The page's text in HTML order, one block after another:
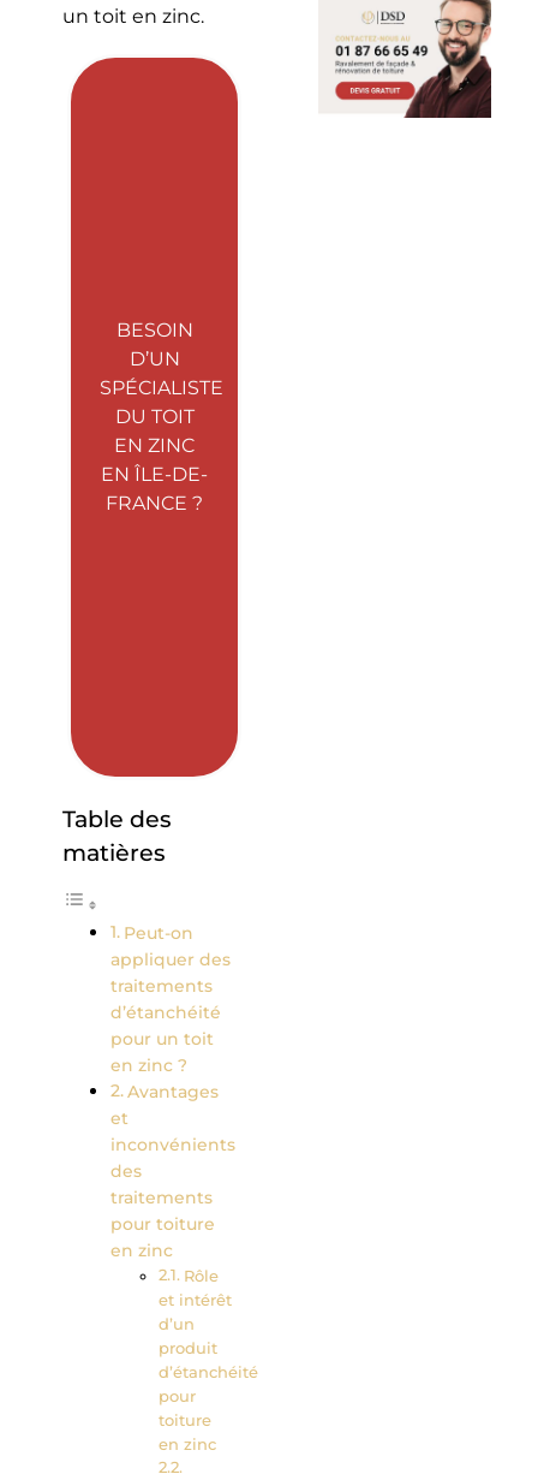
un toit en zinc.
BESOIN
D’UN
SPÉCIALISTE
DU TOIT
EN ZINC
EN ÎLE-DE-
FRANCE ?
Table des
matières
Peut-on
appliquer des
traitements
d’étanchéité
pour un toit
en zinc ?
Avantages
et
inconvénients
des
traitements
pour toiture
en zinc
Rôle
et intérêt
d’un
produit
d’étanchéité
pour
toiture
en zinc